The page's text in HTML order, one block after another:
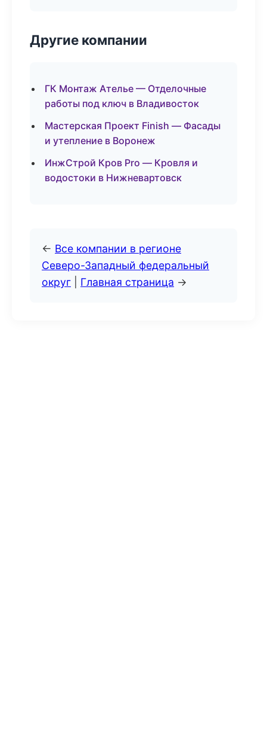
Другие компании
ГК Монтаж Ателье — Отделочные
работы под ключ в Владивосток
Мастерская Проект Finish — Фасады
и утепление в Воронеж
ИнжСтрой Кров Pro — Кровля и
водостоки в Нижневартовск
← Все компании в регионе
Северо-Западный федеральный
округ
Главная страница →